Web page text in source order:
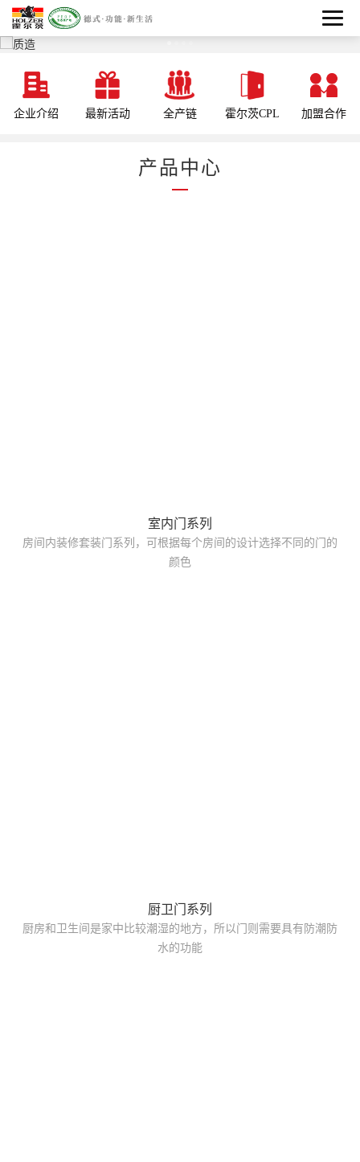
企业介绍 最新活动 全产链 霍尔茨CPL 加盟合作
产品中心
室内门系列
房间内装修套装门系列，可根据每个房间的设计选择不同的门的
颜色
厨卫门系列
厨房和卫生间是家中比较潮湿的地方，所以门则需要具有防潮防
水的功能